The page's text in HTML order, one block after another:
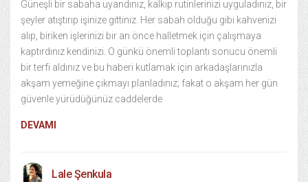
Güneşli bir sabaha uyandınız, kalkıp rutinlerinizi uyguladınız, bir
şeyler atıştırıp işinize gittiniz. Her sabah olduğu gibi kahvenizi
alıp, biriken işlerinizi bir an önce halletmek için çalışmaya
kaptırdınız kendinizi. O günkü önemli toplantı sonucu önemli
bir terfi aldınız ve bu haberi kutlamak için arkadaşlarınızla
akşam yemeğine çıkmayı planladınız; fakat o akşam her gün
güvenle yürüdüğünüz caddelerde
DEVAMI
Lale Şenkula